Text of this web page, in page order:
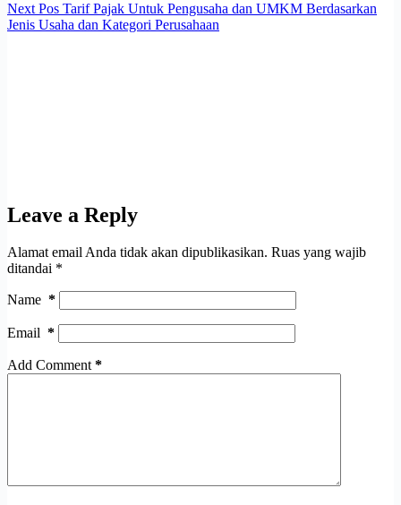
Next Pos Tarif Pajak Untuk Pengusaha dan UMKM Berdasarkan
Jenis Usaha dan Kategori Perusahaan
Leave a Reply
Alamat email Anda tidak akan dipublikasikan. Ruas yang wajib
ditandai *
Name *
Email *
Add Comment*